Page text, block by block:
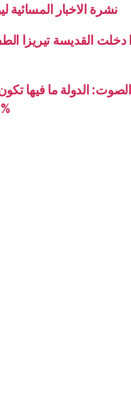
نشرة الاخبار المسائية ليوم
دخلت القديسة تيريزا
الدولة ما فيها
عمل وزير طاقة، ولوحدنا 40%